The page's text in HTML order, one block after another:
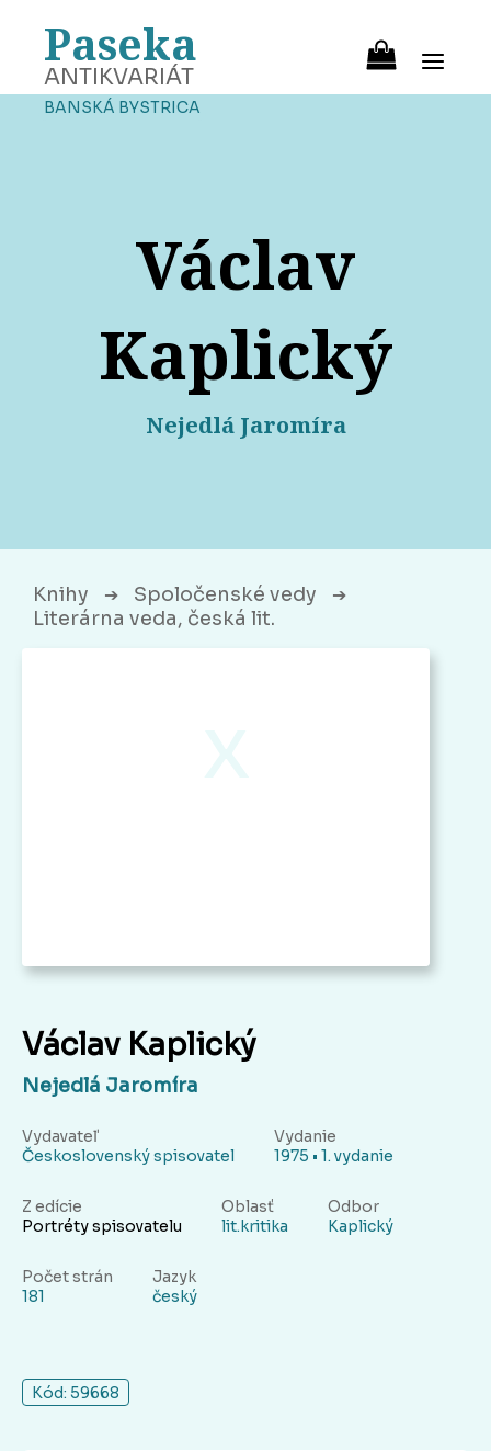
Paseka
ANTIKVARIÁT
BANSKÁ BYSTRICA
Václav
Kaplický
Nejedlá Jaromíra
Knihy ➔ Spoločenské vedy ➔
Literárna veda, česká lit.
Václav Kaplický
Nejedlá Jaromíra
Vydavateľ
Československý spisovatel
Vydanie
1975 • 1. vydanie
Z edície
Portréty spisovatelu
Oblasť
lit.kritika
Odbor
Kaplický
Počet strán
181
Jazyk
český
Kód: 59668